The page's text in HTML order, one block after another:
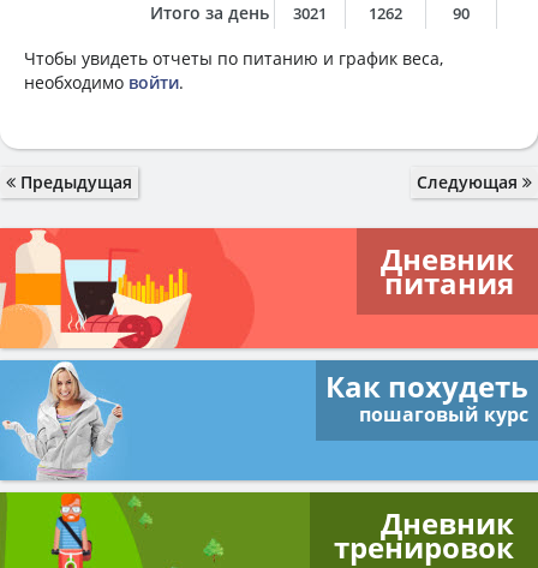
Итого за день 3021 1262 90
Чтобы увидеть отчеты по питанию и график веса,
необходимо войти.
Предыдущая Следующая
Дневник
питания
Как похудеть
пошаговый курс
Дневник
тренировок